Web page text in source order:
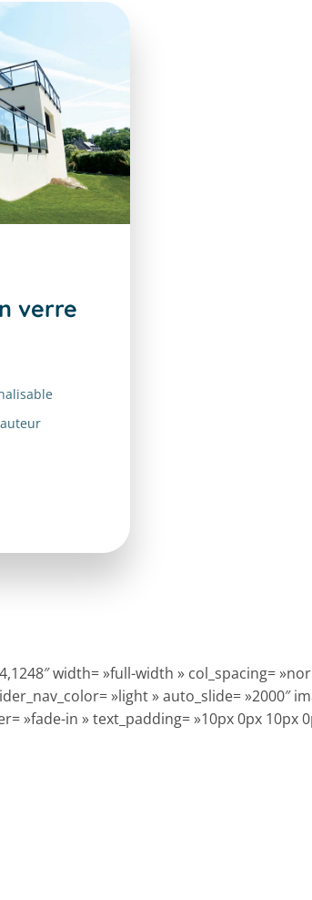
verre
width= »full-width » col_spacing=
»light » auto_slide= »2000″
»fade-in » text_padding= »10px 0px 10px